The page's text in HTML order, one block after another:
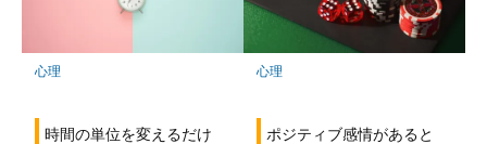
心理
時間の単位を変えるだけ
心理
ポジティブ感情があると